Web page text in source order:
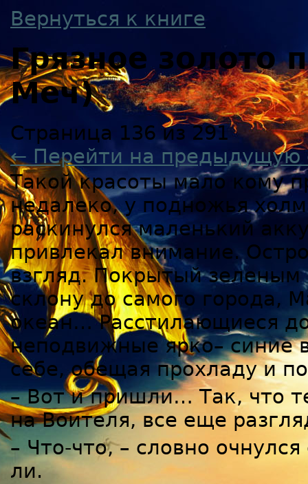
Вернуться к книге
Грязное
Меч)
Страница 136 из 291
← Перейти на предыдущую
Такой красоты мало кому
недалеко, у подножья
раскинулся маленький
привлекал внимание.
взгляд. Покрытый
склону до самого города,
океан… Расстилающиеся
неподвижные ярко– синие
себе, обещая прохладу и
– Вот и пришли… Так, что
на Воителя, все еще
– Что-что, – словно
ли.